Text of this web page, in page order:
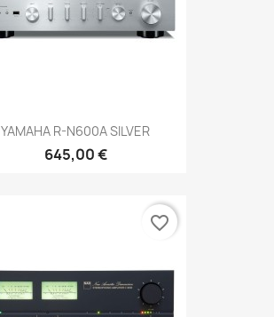
YAMAHA R-N600A SILVER
645,00 €
favorite_border